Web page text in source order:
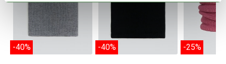
-40% -40% -25%